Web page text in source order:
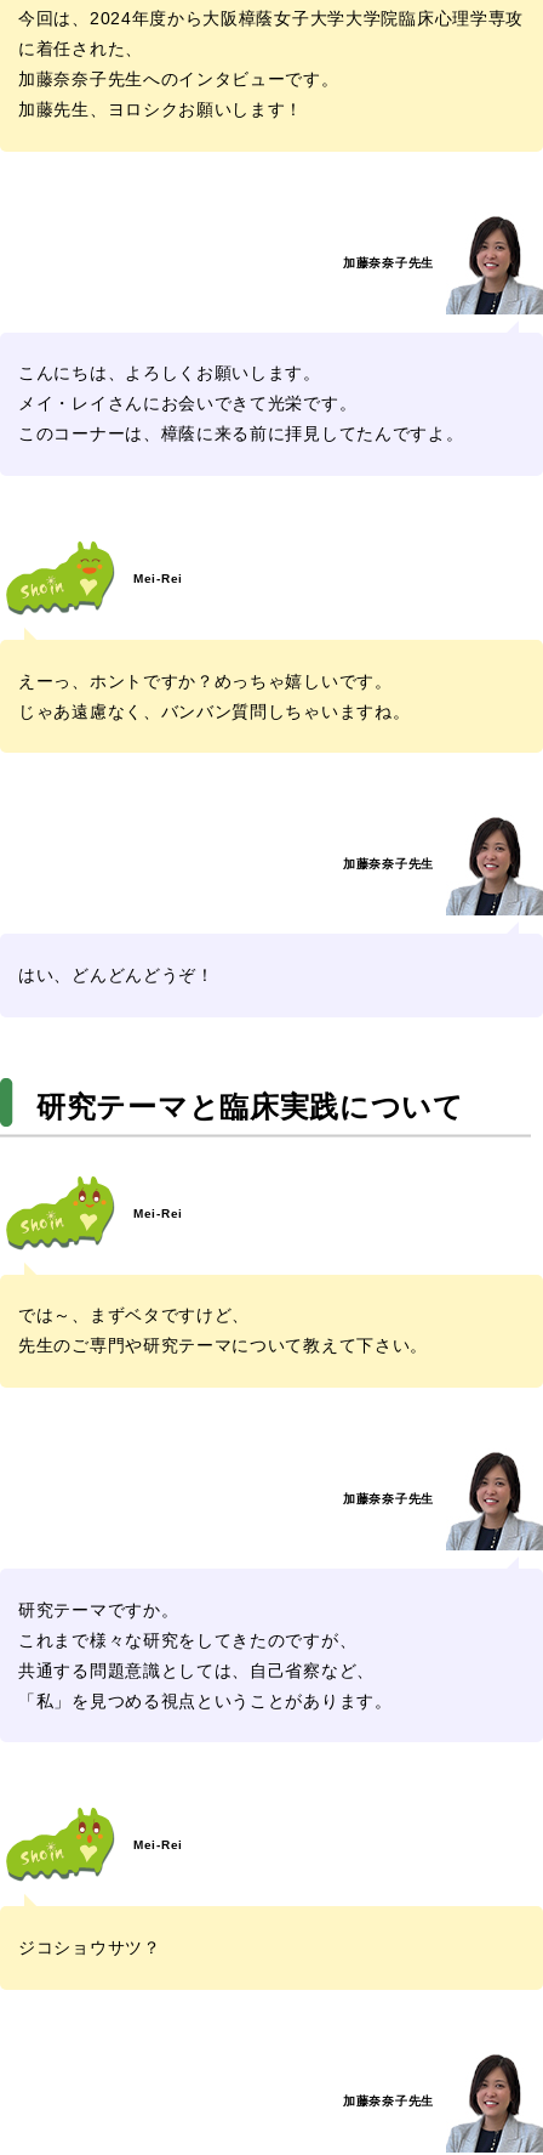
今回は、2024年度から大阪樟蔭女子大学大学院臨床心理学専攻
に着任された、
加藤奈奈子先生へのインタビューです。
加藤先生、ヨロシクお願いします！
加藤奈奈子先生
こんにちは、よろしくお願いします。
メイ・レイさんにお会いできて光栄です。
このコーナーは、樟蔭に来る前に拝見してたんですよ。
Mei-Rei
えーっ、ホントですか？めっちゃ嬉しいです。
じゃあ遠慮なく、バンバン質問しちゃいますね。
加藤奈奈子先生
はい、どんどんどうぞ！
研究テーマと臨床実践について
Mei-Rei
では～、まずベタですけど、
先生のご専門や研究テーマについて教えて下さい。
加藤奈奈子先生
研究テーマですか。
これまで様々な研究をしてきたのですが、
共通する問題意識としては、自己省察など、
「私」を見つめる視点ということがあります。
Mei-Rei
ジコショウサツ？
加藤奈奈子先生